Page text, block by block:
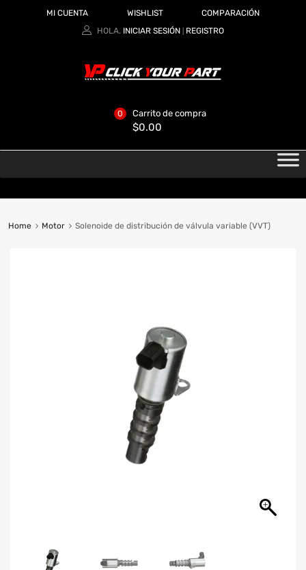
MI CUENTA WISHLIST
COMPARACIÓN
HOLA. INICIAR SESIÓN REGISTRO
Carrito de compra
$0.00
0
Home Motor Solenoide de distribución de válvula variable (VVT)